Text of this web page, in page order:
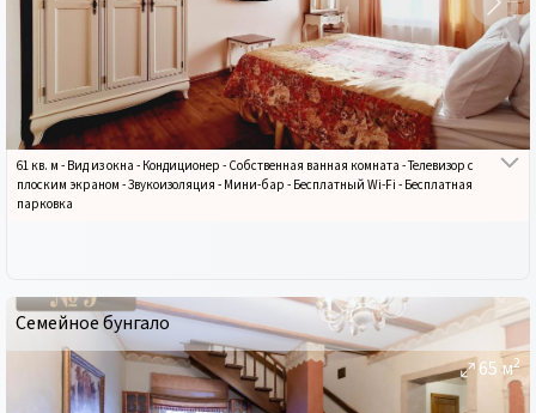
61 кв. м - Вид из окна - Кондиционер - Собственная ванная комната -Телевизор с
плоским экраном -Звукоизоляция - Мини-бар - Бесплатный Wi-Fi - Бесплатная
парковка
Семейное бунгало
65 м2